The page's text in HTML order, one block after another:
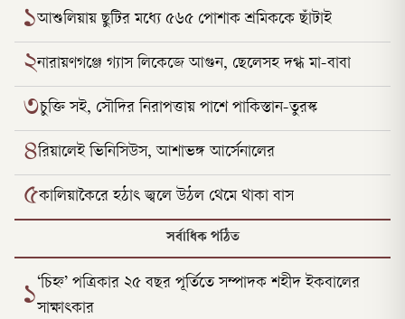
১আশুলিয়ায় ছুটির মধ্যে ৫৬৫ পোশাক শ্রমিককে ছাঁটাই
২নারায়ণগঞ্জে গ্যাস লিকেজে আগুন, ছেলেসহ দগ্ধ মা-বাবা
৩চুক্তি সই, সৌদির নিরাপত্তায় পাশে পাকিস্তান-তুরস্ক
৪রিয়ালেই ভিনিসিউস, আশাভঙ্গ আর্সেনালের
৫কালিয়াকৈরে হঠাৎ জ্বলে উঠল থেমে থাকা বাস
সর্বাধিক পঠিত
১‘চিহ্ন’ পত্রিকার ২৫ বছর পূর্তিতে সম্পাদক শহীদ ইকবালের
সাক্ষাৎকার